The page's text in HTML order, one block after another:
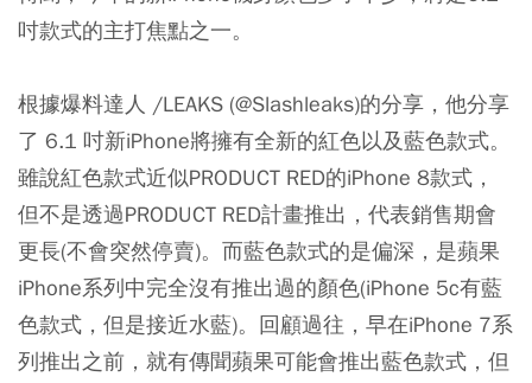
吋款式的主打焦點之一。
根據爆料達人 /LEAKS (@Slashleaks)的分享，他分享
了 6.1 吋新iPhone將擁有全新的紅色以及藍色款式。
雖說紅色款式近似PRODUCT RED的iPhone 8款式，
但不是透過PRODUCT RED計畫推出，代表銷售期會
更長(不會突然停賣)。而藍色款式的是偏深，是蘋果
iPhone系列中完全沒有推出過的顏色(iPhone 5c有藍
色款式，但是接近水藍)。回顧過往，早在iPhone 7系
列推出之前，就有傳聞蘋果可能會推出藍色款式，但